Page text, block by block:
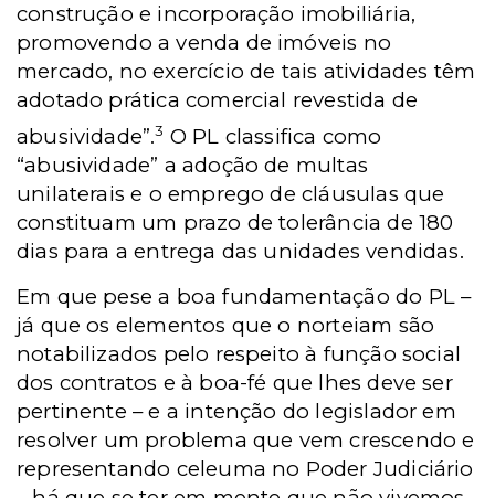
construção e incorporação imobiliária,
promovendo a venda de imóveis no
mercado, no exercício de tais atividades têm
adotado prática comercial revestida de
abusividade”.3 O PL classifica como
“abusividade” a adoção de multas
unilaterais e o emprego de cláusulas que
constituam um prazo de tolerância de 180
dias para a entrega das unidades vendidas.
Em que pese a boa fundamentação do PL –
já que os elementos que o norteiam são
notabilizados pelo respeito à função social
dos contratos e à boa-fé que lhes deve ser
pertinente – e a intenção do legislador em
resolver um problema que vem crescendo e
representando celeuma no Poder Judiciário